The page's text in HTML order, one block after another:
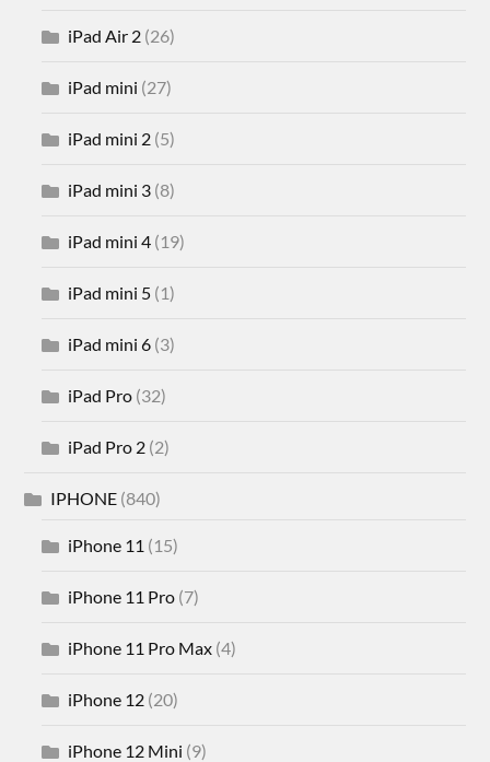
iPad Air 2 (26)
iPad mini (27)
iPad mini 2 (5)
iPad mini 3 (8)
iPad mini 4 (19)
iPad mini 5 (1)
iPad mini 6 (3)
iPad Pro (32)
iPad Pro 2 (2)
IPHONE (840)
iPhone 11 (15)
iPhone 11 Pro (7)
iPhone 11 Pro Max (4)
iPhone 12 (20)
iPhone 12 Mini (9)